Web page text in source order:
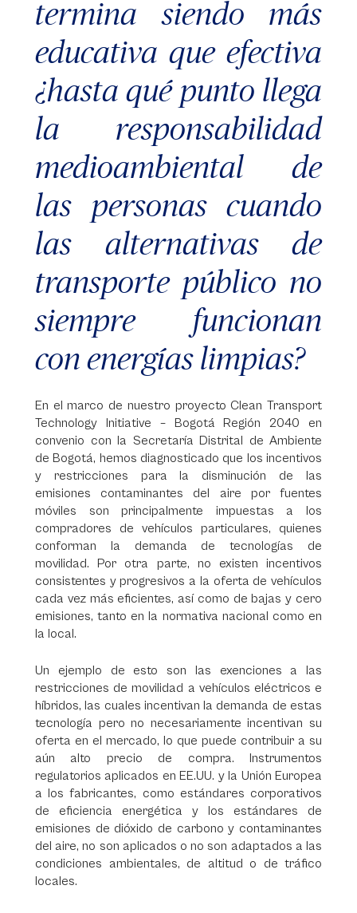
termina siendo más
educativa que efectiva
¿hasta qué punto llega
la responsabilidad
medioambiental de
las personas cuando
las alternativas de
transporte público no
siempre funcionan
con energías limpias?
En el marco de nuestro proyecto Clean Transport
Technology Initiative – Bogotá Región 2040 en
convenio con la Secretaría Distrital de Ambiente
de Bogotá, hemos diagnosticado que los incentivos
y restricciones para la disminución de las
emisiones contaminantes del aire por fuentes
móviles son principalmente impuestas a los
compradores de vehículos particulares, quienes
conforman la demanda de tecnologías de
movilidad. Por otra parte, no existen incentivos
consistentes y progresivos a la oferta de vehículos
cada vez más eficientes, así como de bajas y cero
emisiones, tanto en la normativa nacional como en
la local.
Un ejemplo de esto son las exenciones a las
restricciones de movilidad a vehículos eléctricos e
híbridos, las cuales incentivan la demanda de estas
tecnología pero no necesariamente incentivan su
oferta en el mercado, lo que puede contribuir a su
aún alto precio de compra. Instrumentos
regulatorios aplicados en EE.UU. y la Unión Europea
a los fabricantes, como estándares corporativos
de eficiencia energética y los estándares de
emisiones de dióxido de carbono y contaminantes
del aire, no son aplicados o no son adaptados a las
condiciones ambientales, de altitud o de tráfico
locales.